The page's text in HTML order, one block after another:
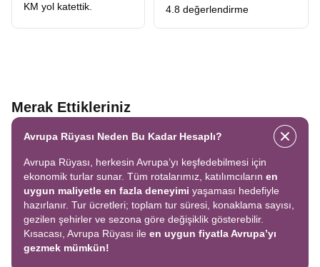
KM yol katettik. 4.8 değerlendirme
Merak Ettikleriniz
Avrupa Rüyası Neden Bu Kadar Hesaplı?
Avrupa Rüyası, herkesin Avrupa’yı keşfedebilmesi için
ekonomik turlar sunar. Tüm rotalarımız, katılımcıların en
uygun maliyetle en fazla deneyimi yaşaması hedefiyle
hazırlanır. Tur ücretleri; toplam tur süresi, konaklama sayısı,
gezilen şehirler ve sezona göre değişiklik gösterebilir.
Kısacası, Avrupa Rüyası ile en uygun fiyatla Avrupa’yı
gezmek mümkün!